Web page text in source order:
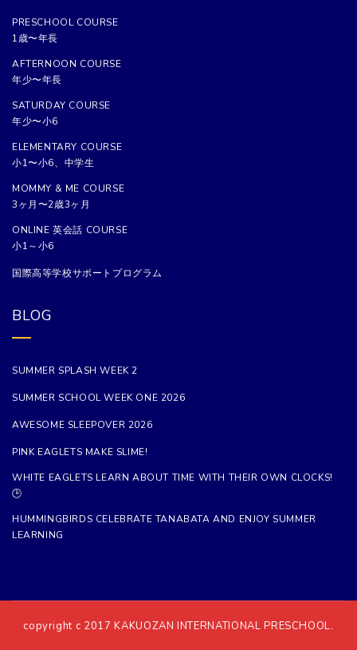
PRESCHOOL COURSE
1歳〜年長
AFTERNOON COURSE
年少〜年長
SATURDAY COURSE
年少〜小6
ELEMENTARY COURSE
小1〜小6、中学生
MOMMY & ME COURSE
3ヶ月〜2歳3ヶ月
ONLINE 英会話 COURSE
小1～小6
国際高等学校サポートプログラム
BLOG
SUMMER SPLASH WEEK 2
SUMMER SCHOOL WEEK ONE 2026
AWESOME SLEEPOVER 2026
PINK EAGLETS MAKE SLIME!
WHITE EAGLETS LEARN ABOUT TIME WITH THEIR OWN CLOCKS!
🕒
HUMMINGBIRDS CELEBRATE TANABATA AND ENJOY SUMMER
LEARNING
copyright c 2017KAKUOZAN INTERNATIONAL PRESCHOOL.